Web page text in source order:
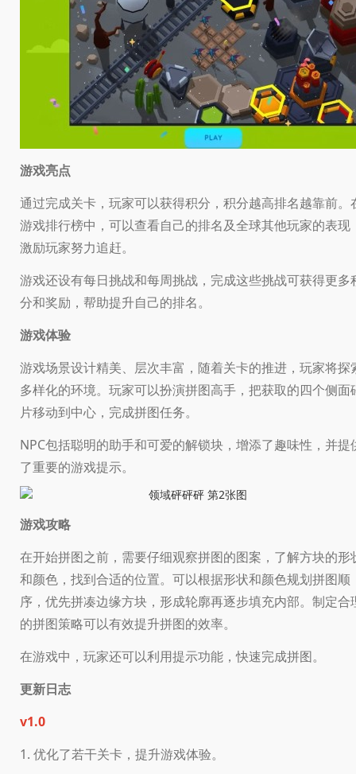
游戏亮点
通过完成关卡，玩家可以获得积分，积分越高排名越靠前。
游戏排行榜中，可以查看自己的排名及全球其他玩家的表现
激励玩家努力追赶。
游戏还设有每日挑战和每周挑战，完成这些挑战可获得更多
分和奖励，帮助提升自己的排名。
游戏体验
游戏场景设计精美、层次丰富，随着关卡的推进，玩家将探
多样化的环境。玩家可以扮演拼图高手，把获取的四个侧面
片移动到中心，完成拼图任务。
NPC包括聪明的助手和可爱的解锁块，增添了趣味性，并提
了重要的游戏提示。
游戏攻略
在开始拼图之前，需要仔细观察拼图的图案，了解方块的形
和颜色，找到合适的位置。可以根据形状和颜色规划拼图顺
序，优先拼凑边缘方块，形成轮廓再逐步填充内部。制定合
的拼图策略可以有效提升拼图的效率。
在游戏中，玩家还可以利用提示功能，快速完成拼图。
更新日志
v1.0
1. 优化了若干关卡，提升游戏体验。